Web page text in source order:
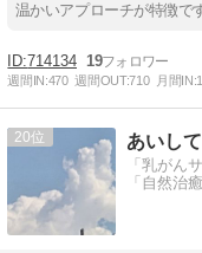
温かいアプローチが特徴で
714134 19
週間IN:470 週間OUT:710 月間IN:
20
「乳がん
「自然治